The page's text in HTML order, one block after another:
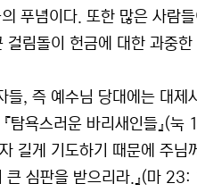
푸념이다. 또한 많은 사람
걸림돌이 헌금에 대한 과중
들, 즉 예수님 당대에는 대
탐욕스러운 바리새인들』(
길게 기도하기 때문에 주님
심판을 받으리라.』(마